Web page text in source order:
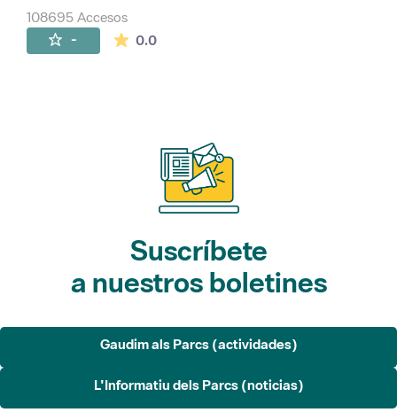
108695 Accesos
- 0.0La valoración media es de 0 estrellas de
Suscríbete
a nuestros boletines
Gaudim als Parcs (actividades)
L'Informatiu dels Parcs (noticias)